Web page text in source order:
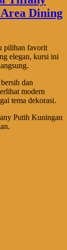
pilihan favorit
elegan, kursi ini
dan
modern
tema dekorasi.
Putih Kuningan